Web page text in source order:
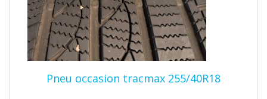
Pneu occasion tracmax 255/40R18